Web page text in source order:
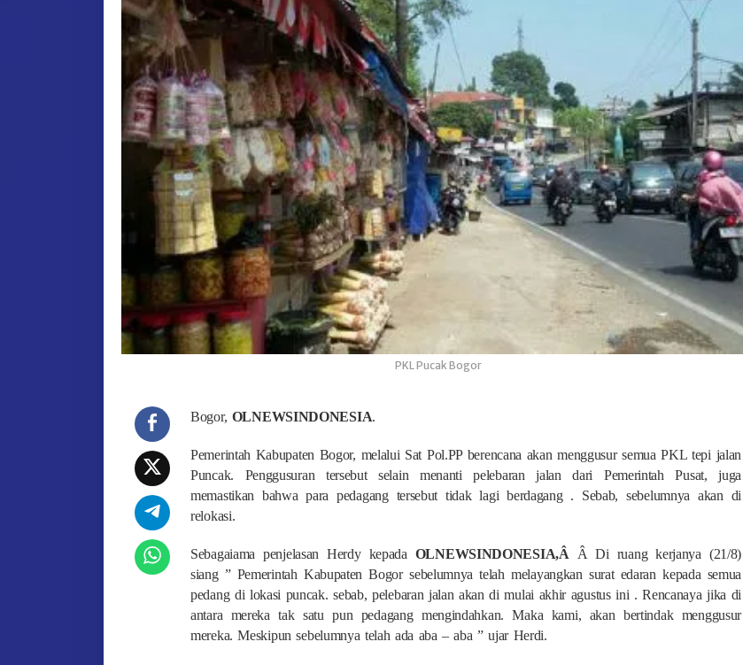
PKL Pucak Bogor
Bogor, OLNEWSINDONESIA.
Pemerintah Kabupaten Bogor, melalui Sat Pol.PP berencana akan menggusur semua PKL tepi jalan
Puncak. Penggusuran tersebut selain menanti pelebaran jalan dari Pemerintah Pusat, juga
memastikan bahwa para pedagang tersebut tidak lagi berdagang . Sebab, sebelumnya akan di
relokasi.
Sebagaiama penjelasan Herdy kepada OLNEWSINDONESIA,Â Â Di ruang kerjanya (21/8)
siang ” Pemerintah Kabupaten Bogor sebelumnya telah melayangkan surat edaran kepada semua
pedang di lokasi puncak. sebab, pelebaran jalan akan di mulai akhir agustus ini . Rencanaya jika di
antara mereka tak satu pun pedagang mengindahkan. Maka kami, akan bertindak menggusur
mereka. Meskipun sebelumnya telah ada aba – aba ” ujar Herdi.